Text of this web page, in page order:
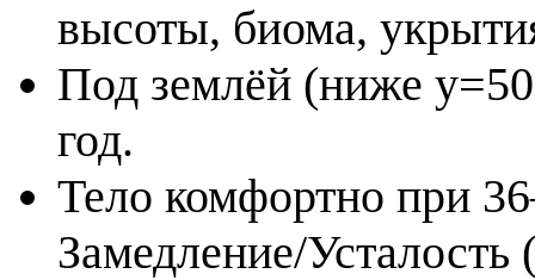
высоты, биома,
Под землёй (ниже
год.
Тело комфортно при
Замедление/